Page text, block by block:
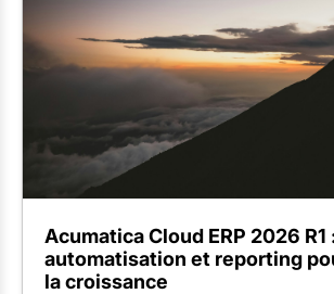
Acumatica Cloud ERP 2026 R1
automatisation et reporting
la croissance